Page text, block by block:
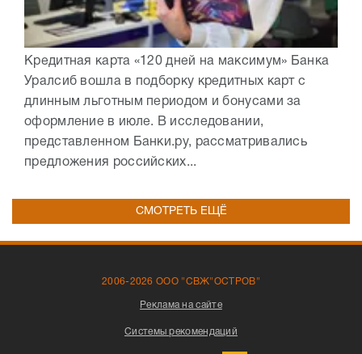
Кредитная карта «120 дней на максимум» Банка
Уралсиб вошла в подборку кредитных карт с
длинным льготным периодом и бонусами за
оформление в июле. В исследовании,
представленном Банки.ру, рассматривались
предложения российских...
СМОТРЕТЬ ЕЩЁ
2006-2026 ООО "СВЖ"ОСТРОВ"
Реклама на сайте
Системы рекомендаций